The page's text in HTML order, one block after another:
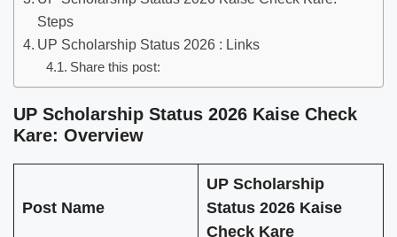
Steps
UP Scholarship Status 2026 : Links
Share this post:
UP Scholarship Status 2026 Kaise Check
Kare: Overview
Post Name
UP Scholarship
Status 2026 Kaise
Check Kare